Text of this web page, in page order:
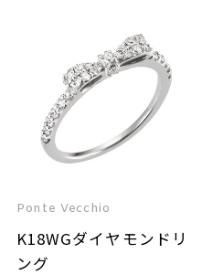
Ponte Vecchio
K18WGダイヤモンドリ
ング